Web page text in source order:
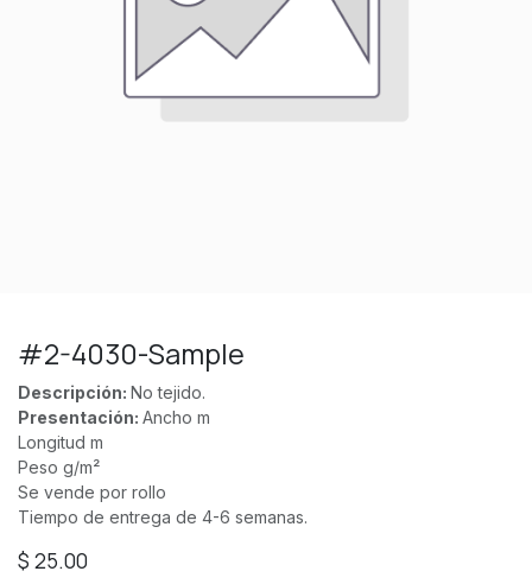
#2-4030-Sample
Descripción: No tejido.
Presentación: Ancho m
Longitud m
Peso g/m²
Se vende por rollo
Tiempo de entrega de 4-6 semanas.
$ 25.00